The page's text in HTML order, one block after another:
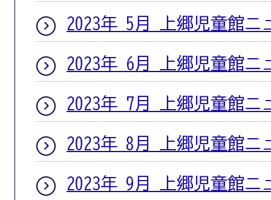
2023年 5月 上郷児童館ニ
2023年 6月 上郷児童館ニ
2023年 7月 上郷児童館ニ
2023年 8月 上郷児童館ニ
2023年 9月 上郷児童館ニ